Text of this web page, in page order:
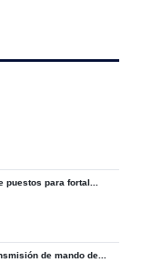
para fortal...
de mando de...